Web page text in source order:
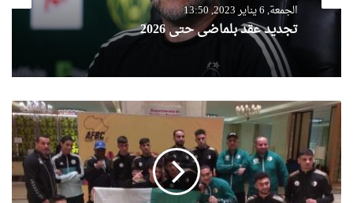
الجمعة, 6 يناير 2023, 13:50
تجديد عقد بلماضي حتى 2026
ا
ز
ا
ئ